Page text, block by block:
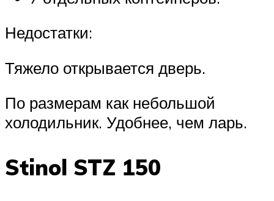
Недостатки:
Тяжело открывается дверь.
По размерам как небольшой
холодильник. Удобнее, чем ларь.
Stinol STZ 150